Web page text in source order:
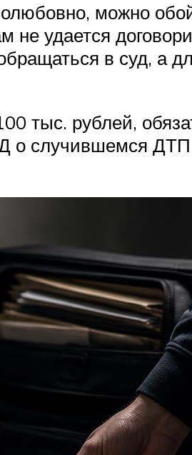
можно
не удается
в суд, а
тыс. рублей,
случившемся ДТП